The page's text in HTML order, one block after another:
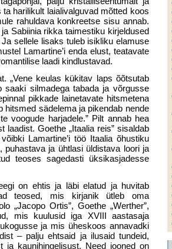
harilikult laialivalguvad mõtted koos
rahuldava konkreetse sisu annab.
Sabiinia rikka taimestiku kirjeldused
sellele lisaks tuleb isikliku elamuse
Lamartine’i enda elust, teatavate
laadi kindlustavad.
„Vene keulas kükitav laps õõtsutab
saaki silmadega tabada ja võrgusse
pikkade lainetavate hitsmetena
hitsmed sädelema ja pikendab nende
voogude harjadele.” Pilt annab hea
Goethe „Itaalia reis” sisaldab
Lamartine’i töö Itaalia õhustiku
puhastava ja ühtlasi üldistava loori ja
teoses sagedasti üksikasjadesse
on ehtis ja läbi elatud ja huvitab
teosed, mis kirjanik ütleb oma
„Jacopo Ortis”, Goethe „Werther”,
mis kuulusid iga XVIII aastasaja
ja mis üheskoos annavadki
– palju ehtsaid ja ilusaid tundeid,
ja kaunihingelisust. Need jooned on